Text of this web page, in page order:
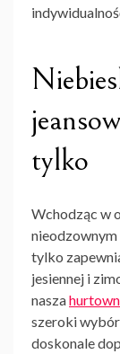
tylko
Wchodząc w
tylko
jesiennej i
nasza
szeroki
doskonale